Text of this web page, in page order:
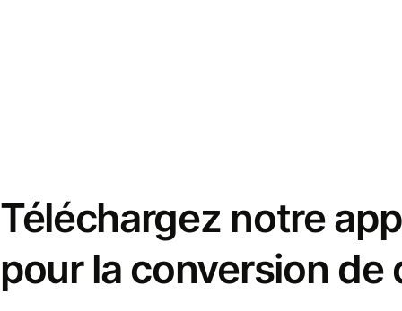
Téléchargez notre
pour la conversion de